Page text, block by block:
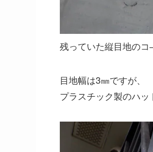
残っていた縦目地のコ
目地幅は3㎜ですが、
プラスチック製のハッ